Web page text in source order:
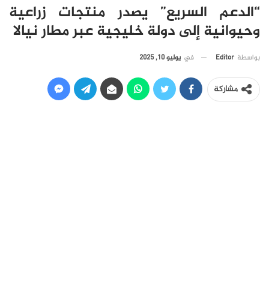
“الدعم السريع” يصدر منتجات زراعية
وحيوانية إلى دولة خليجية عبر مطار نيالا
بواسطة Editor في يوليو 10, 2025
مشاركة